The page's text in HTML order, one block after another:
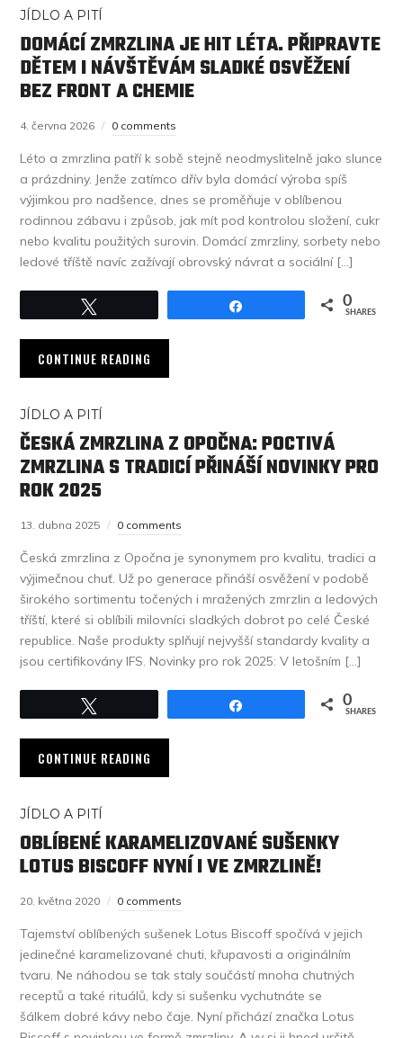
JÍDLO A PITÍ
DOMÁCÍ ZMRZLINA JE HIT LÉTA. PŘIPRAVTE
DĚTEM I NÁVŠTĚVÁM SLADKÉ OSVĚŽENÍ
BEZ FRONT A CHEMIE
4. června 2026 0 comments
Léto a zmrzlina patří k sobě stejně neodmyslitelně jako slunce
a prázdniny. Jenže zatímco dřív byla domácí výroba spíš
výjimkou pro nadšence, dnes se proměňuje v oblíbenou
rodinnou zábavu i způsob, jak mít pod kontrolou složení, cukr
nebo kvalitu použitých surovin. Domácí zmrzliny, sorbety nebo
ledové tříště navíc zažívají obrovský návrat a sociální […]
0
SHARES
CONTINUE READING
JÍDLO A PITÍ
ČESKÁ ZMRZLINA Z OPOČNA: POCTIVÁ
ZMRZLINA S TRADICÍ PŘINÁŠÍ NOVINKY PRO
ROK 2025
13. dubna 2025 0 comments
Česká zmrzlina z Opočna je synonymem pro kvalitu, tradici a
výjimečnou chuť. Už po generace přináší osvěžení v podobě
širokého sortimentu točených i mražených zmrzlin a ledových
tříští, které si oblíbili milovníci sladkých dobrot po celé České
republice. Naše produkty splňují nejvyšší standardy kvality a
jsou certifikovány IFS. Novinky pro rok 2025: V letošním […]
0
SHARES
CONTINUE READING
JÍDLO A PITÍ
OBLÍBENÉ KARAMELIZOVANÉ SUŠENKY
LOTUS BISCOFF NYNÍ I VE ZMRZLINĚ!
20. května 2020 0 comments
Tajemství oblíbených sušenek Lotus Biscoff spočívá v jejich
jedinečné karamelizované chuti, křupavosti a originálním
tvaru. Ne náhodou se tak staly součástí mnoha chutných
receptů a také rituálů, kdy si sušenku vychutnáte se
šálkem dobré kávy nebo čaje. Nyní přichází značka Lotus